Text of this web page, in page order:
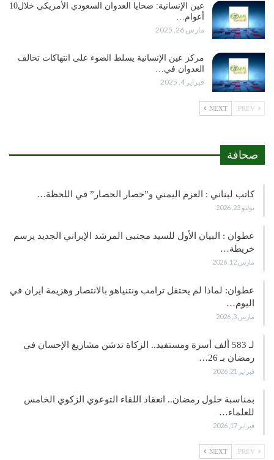
عين الإنسانية: ضحايا العدوان السعودي الأمريكي خلال10
أعوام…
مارس 26, 2025
مركز عين الإنسانية يسلط الضوء على انتهاكات تحالف
العدوان في…
فبراير 4, 2025
NEXT
صحافة
كاتب لبناني : العزم اليمني و”حصار الحصار” في اللحظة…
يوليو 23, 2026
عطوان : البيان الأول للسيد مجتبى المرشد الإيراني الجديد يرسم
خريطة…
مارس 12, 2026
عطوان: لماذا لم يحتفل ترامب ونتنياهو بالانتصار وهزيمة ايران في
اليوم…
مارس 3, 2026
لـ 583 ألف أسرة ومستفيد.. الزكاة تدشن مشاريع الإحسان في
رمضان بـ 26…
فبراير 21, 2026
بمناسبة حلول رمضان.. انعقاد اللقاء التوعوي الزكوي الخامس
للعلماء…
فبراير 17, 2026
NEXT